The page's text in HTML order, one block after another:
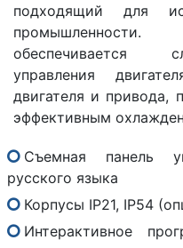
подходящий для
обеспечивается
управления
двигателя и
эффективным
Съемная панель
русского языка
Корпусы IP21, IP54
Интерактивное